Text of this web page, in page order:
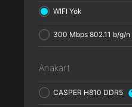
WIFI Yok
300 Mbps 802.11 b/g/n
Anakart
CASPER H810 DDR5